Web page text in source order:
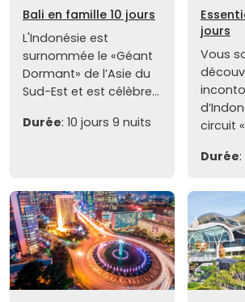
Bali en famille 10 jours
L'Indonésie est
surnommée le «Géant
Dormant» de l’Asie du
Sud-Est et est célèbre...
Durée: 10 jours 9 nuits
jours
Vous
circuit
Durée: